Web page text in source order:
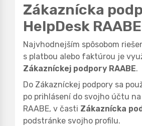
Zákaznícka
HelpDesk RAABE
Najvhodnejším spôsobom
s platbou alebo faktúrou je
Zákazníckej podpory RAABE.
Do Zákazníckej podpory sa
po prihlásení do svojho účtu
RAABE, v časti Zákaznícka
podstránke svojho profilu.